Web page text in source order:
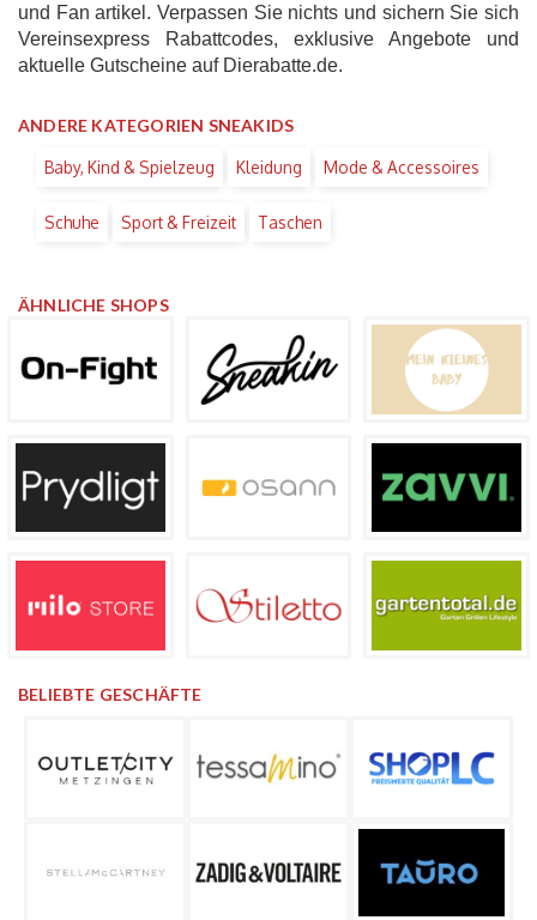
und Fan artikel. Verpassen Sie nichts und sichern Sie sich
Vereinsexpress Rabattcodes, exklusive Angebote und
aktuelle Gutscheine auf Dierabatte.de.
ANDERE KATEGORIEN SNEAKIDS
Baby, Kind & Spielzeug Kleidung Mode & Accessoires
Schuhe Sport & Freizeit Taschen
ÄHNLICHE SHOPS
BELIEBTE GESCHÄFTE